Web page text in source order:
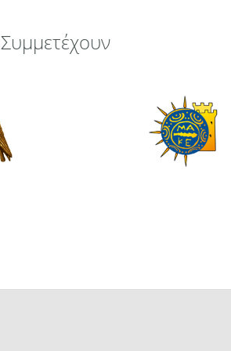
Συμμετέχουν